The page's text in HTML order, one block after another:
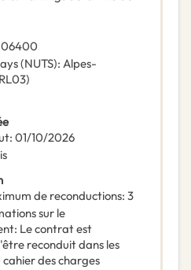
06400
(NUTS): Alpes-
)
: 01/10/2026
de reconductions: 3
sur le
: Le contrat est
reconduit dans les
des charges